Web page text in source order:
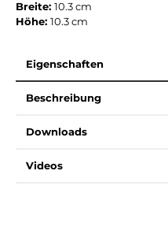
Breite: 10.3 cm
Höhe: 10.3 cm
Eigenschaften
Beschreibung
Downloads
Videos